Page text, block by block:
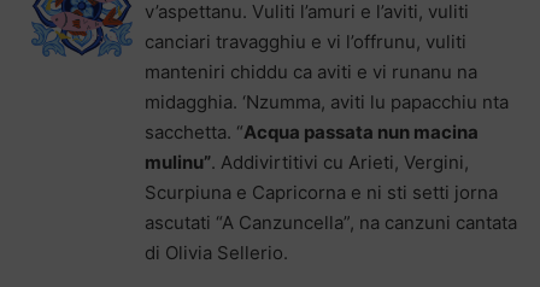
v’aspettanu. Vuliti l’amuri e l’aviti, vuliti
canciari travagghiu e vi l’offrunu, vuliti
manteniri chiddu ca aviti e vi runanu na
midagghia. ‘Nzumma, aviti lu papacchiu nta
sacchetta. “Acqua passata nun macina
mulinu”. Addivirtitivi cu Arieti, Vergini,
Scurpiuna e Capricorna e ni sti setti jorna
ascutati “A Canzuncella”, na canzuni cantata
di Olivia Sellerio.